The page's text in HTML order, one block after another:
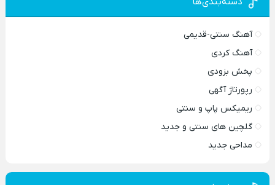
آهنگ سنتی-قدیمی
آهنگ کردی
پخش بزودی
رپورتاژ آگهی
ریمیکس پاپ و سنتی
گلچین های سنتی و جدید
مداحی جدید